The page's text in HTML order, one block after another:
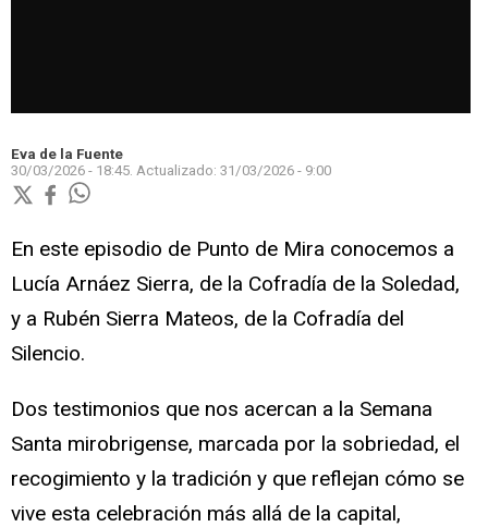
Eva de la Fuente
30/03/2026 - 18:45. Actualizado: 31/03/2026 - 9:00
En este episodio de Punto de Mira conocemos a
Lucía Arnáez Sierra, de la Cofradía de la Soledad,
y a Rubén Sierra Mateos, de la Cofradía del
Silencio.
Dos testimonios que nos acercan a la Semana
Santa mirobrigense, marcada por la sobriedad, el
recogimiento y la tradición y que reflejan cómo se
vive esta celebración más allá de la capital,